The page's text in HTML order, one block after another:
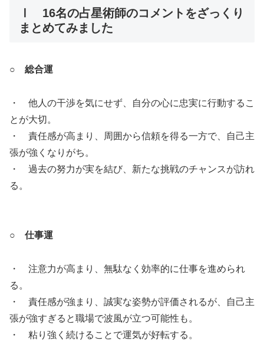
Ⅰ 16名の占星術師のコメントをざっくり
まとめてみました
○ 総合運
・ 他人の干渉を気にせず、自分の心に忠実に行動するこ
とが大切。
・ 責任感が高まり、周囲から信頼を得る一方で、自己主
張が強くなりがち。
・ 過去の努力が実を結び、新たな挑戦のチャンスが訪れ
る。
○ 仕事運
・ 注意力が高まり、無駄なく効率的に仕事を進められ
る。
・ 責任感が強まり、誠実な姿勢が評価されるが、自己主
張が強すぎると職場で波風が立つ可能性も。
・ 粘り強く続けることで運気が好転する。